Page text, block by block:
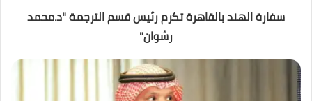
سفارة الهند بالقاهرة تكرم رئيس قسم الترجمة "د.محمد
رشوان"